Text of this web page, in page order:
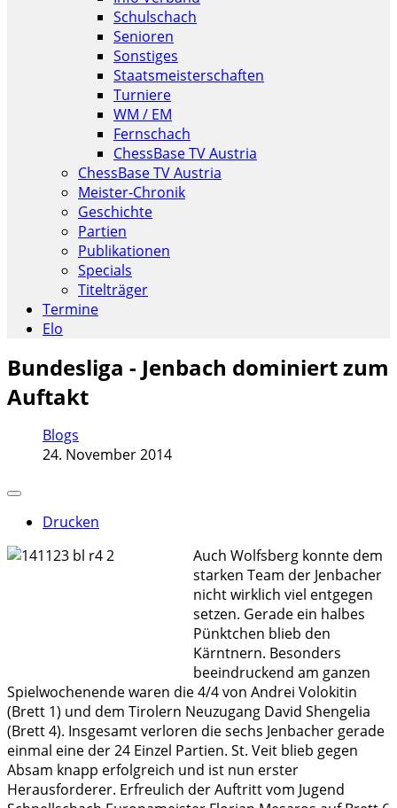
Schulschach
Senioren
Sonstiges
Staatsmeisterschaften
Turniere
WM / EM
Fernschach
ChessBase TV Austria
ChessBase TV Austria
Meister-Chronik
Geschichte
Partien
Publikationen
Specials
Titelträger
Termine
Elo
Bundesliga - Jenbach dominiert zum
Auftakt
Blogs
24. November 2014
Drucken
Auch Wolfsberg konnte dem
starken Team der Jenbacher
nicht wirklich viel entgegen
setzen. Gerade ein halbes
Pünktchen blieb den
Kärntnern. Besonders
beeindruckend am ganzen
Spielwochenende waren die 4/4 von Andrei Volokitin
(Brett 1) und dem Tirolern Neuzugang David Shengelia
(Brett 4). Insgesamt verloren die sechs Jenbacher gerade
einmal eine der 24 Einzel Partien. St. Veit blieb gegen
Absam knapp erfolgreich und ist nun erster
Herausforderer. Erfreulich der Auftritt vom Jugend